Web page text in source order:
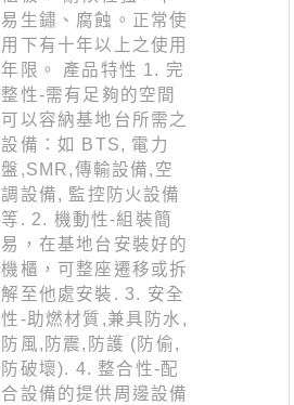
易生鏽、腐蝕。正常使
用下有十年以上之使用
年限。 產品特性 1. 完
整性-需有足夠的空間
可以容納基地台所需之
設備：如 BTS, 電力
盤,SMR,傳輸設備,空
調設備, 監控防火設備
等. 2. 機動性-組裝簡
易，在基地台安裝好的
機櫃，可整座遷移或拆
解至他處安裝. 3. 安全
性-助燃材質,兼具防水,
防風,防震,防護 (防偷,
防破壞). 4. 整合性-配
合設備的提供周邊設備